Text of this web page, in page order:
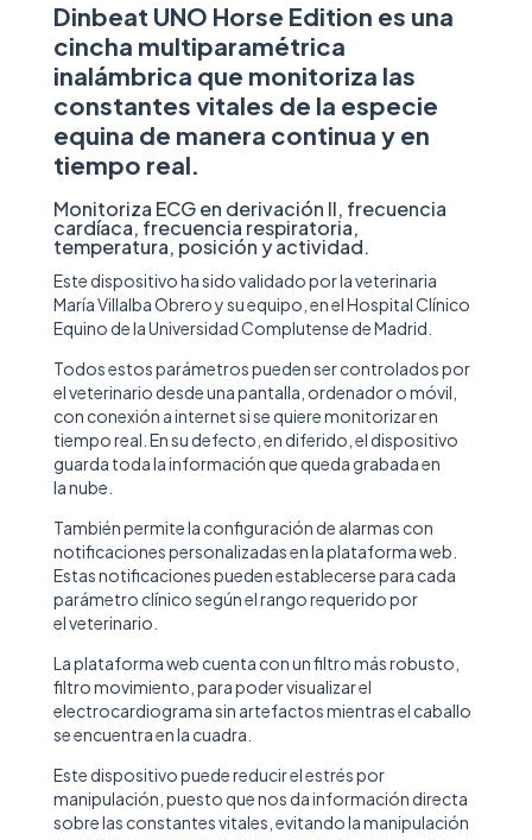
Dinbeat UNO Horse Edition es una
cincha multiparamétrica
inalámbrica que monitoriza las
constantes vitales de la especie
equina de manera continua y en
tiempo real.
Monitoriza ECG en derivación II, frecuencia
cardíaca, frecuencia respiratoria,
temperatura, posición y actividad.
Este dispositivo ha sido validado por la veterinaria
María Villalba Obrero y su equipo, en el Hospital Clínico
Equino de la Universidad Complutense de Madrid.
Todos estos parámetros pueden ser controlados por
el veterinario desde una pantalla, ordenador o móvil,
con conexión a internet si se quiere monitorizar en
tiempo real. En su defecto, en diferido, el dispositivo
guarda toda la información que queda grabada en
la nube.
También permite la configuración de alarmas con
notificaciones personalizadas en la plataforma web.
Estas notificaciones pueden establecerse para cada
parámetro clínico según el rango requerido por
el veterinario.
La plataforma web cuenta con un filtro más robusto,
filtro movimiento, para poder visualizar el
electrocardiograma sin artefactos mientras el caballo
se encuentra en la cuadra.
Este dispositivo puede reducir el estrés por
manipulación, puesto que nos da información directa
sobre las constantes vitales, evitando la manipulación